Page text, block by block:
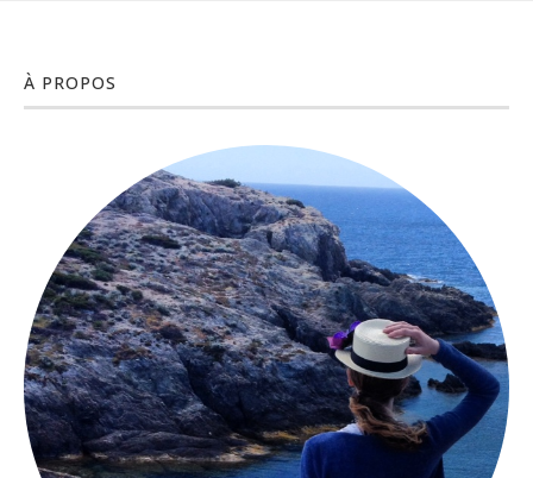
À PROPOS